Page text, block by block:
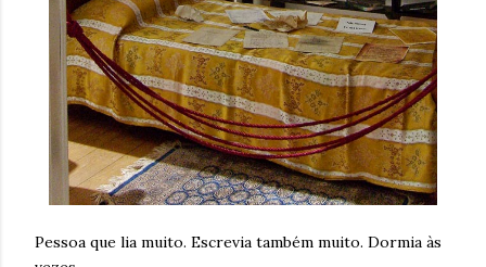
Pessoa que lia muito. Escrevia também muito. Dormia às